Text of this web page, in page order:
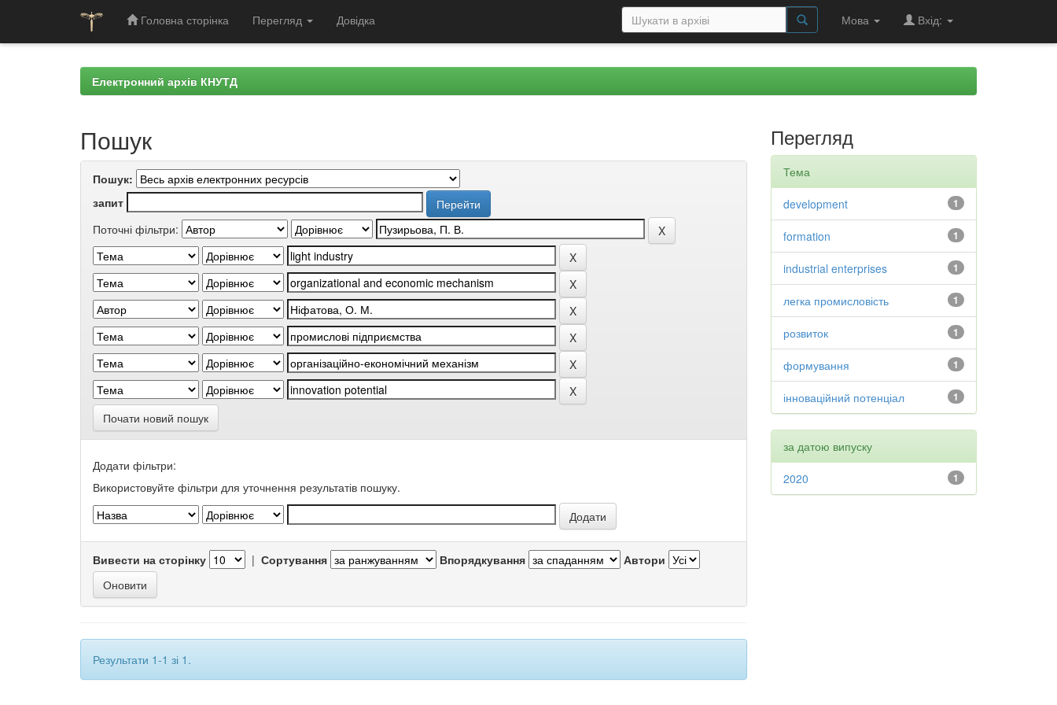
Головна сторінка Перегляд Довідка Мова Вхід:
Електронний архів КНУТД
Пошук
Пошук:
запит
Поточні фільтри:
Почати новий пошук
Додати фільтри:
Використовуйте фільтри для уточнення результатів пошуку.
Вивести на сторінку | Сортування Впорядкування Автори
Результати 1-1 зі 1.
Перегляд
Тема
1
development
1
formation
1
industrial enterprises
1
легка промисловість
1
розвиток
1
формування
1
інноваційний потенціал
за датою випуску
1
2020